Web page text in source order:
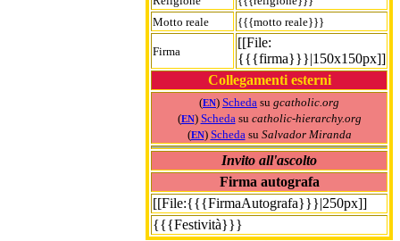
Motto reale
{{{motto reale}}}
Firma
[[File:
{{{firma}}}|150x150px]]
Collegamenti esterni
(EN) Scheda su gcatholic.org
(EN) Scheda su catholic-hierarchy.org
(EN) Scheda su Salvador Miranda
Invito all'ascolto
Firma autografa
[[File:{{{FirmaAutografa}}}|250px]]
{{{Festività}}}